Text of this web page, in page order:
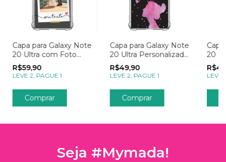
Capa para Galaxy Note
20 Ultra com Foto
Momentos Polaroid
R$59,90
LEVE 2, PAGUE 1
Capa para Galaxy Note
20 Ultra Personalizada
Flores Menina e as
Borboletas
R$49,90
LEVE 2, PAGUE 1
20
LEVE
Seja #Mymada!